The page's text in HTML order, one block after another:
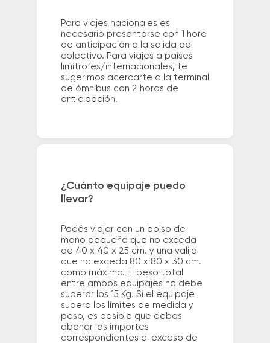
Para viajes nacionales es
necesario presentarse con 1 hora
de anticipación a la salida del
colectivo. Para viajes a países
limítrofes/internacionales, te
sugerimos acercarte a la terminal
de ómnibus con 2 horas de
anticipación.
¿Cuánto equipaje puedo
llevar?
Podés viajar con un bolso de
mano pequeño que no exceda
de 40 x 40 x 25 cm. y una valija
que no exceda 80 x 80 x 30 cm.
como máximo. El peso total
entre ambos equipajes no debe
superar los 15 Kg. Si el equipaje
supera los límites de medida y
peso, es posible que debas
abonar los importes
correspondientes al exceso de